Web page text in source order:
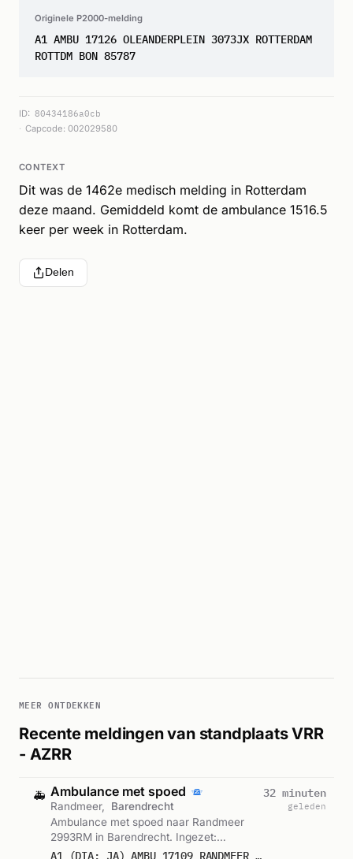
Originele P2000-melding
A1 AMBU 17126 OLEANDERPLEIN 3073JX ROTTERDAM
ROTTDM BON 85787
ID: 80434186a0cb
Capcode: 002029580
CONTEXT
Dit was de 1462e medisch melding in Rotterdam
deze maand. Gemiddeld komt de ambulance 1516.5
keer per week in Rotterdam.
Delen
MEER ONTDEKKEN
Recente meldingen van standplaats VRR
- AZRR
🚑 Ambulance met spoed
Randmeer,
Barendrecht
Ambulance met spoed naar Randmeer
2993RM in Barendrecht. Ingezet:
Ambulance 17-109. Gemeld om 02:36.
A1 (DIA: JA) AMBU 17109 RANDMEER 2993RM BARENDRECHT BARDRT BON 122685
32 minuten
geleden